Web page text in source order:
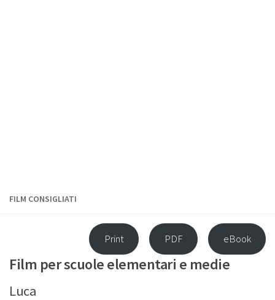
FILM CONSIGLIATI
Print PDF eBook
Film per scuole elementari e medie
Luca